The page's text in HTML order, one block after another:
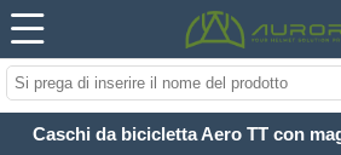
Caschi da bicicletta Aero TT con